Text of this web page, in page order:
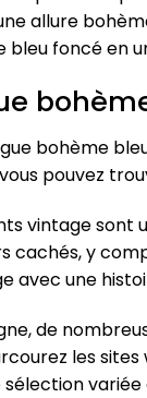
allure
foncé en
bohème
pouvez
vintage
y
avec une
de
les